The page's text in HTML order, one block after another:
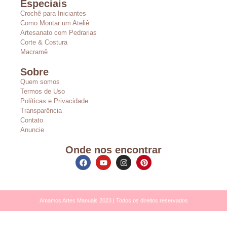
Especiais
Crochê para Iniciantes
Como Montar um Ateliê
Artesanato com Pedrarias
Corte & Costura
Macramê
Sobre
Quem somos
Termos de Uso
Políticas e Privacidade
Transparência
Contato
Anuncie
Onde nos encontrar
Amamos Artes Manuais 2023 | Todos os direitos reservados